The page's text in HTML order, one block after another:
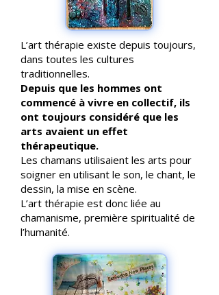
L’art thérapie existe depuis toujours,
dans toutes les cultures
traditionnelles.
Depuis que les hommes ont
commencé à vivre en collectif, ils
ont toujours considéré que les
arts avaient un effet
thérapeutique.
Les chamans utilisaient les arts pour
soigner en utilisant le son, le chant, le
dessin, la mise en scène.
L’art thérapie est donc liée au
chamanisme, première spiritualité de
l’humanité.